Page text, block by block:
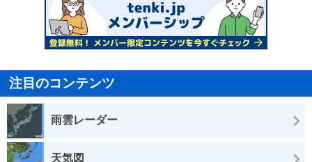
注目のコンテンツ
雨雲レーダー
天気図